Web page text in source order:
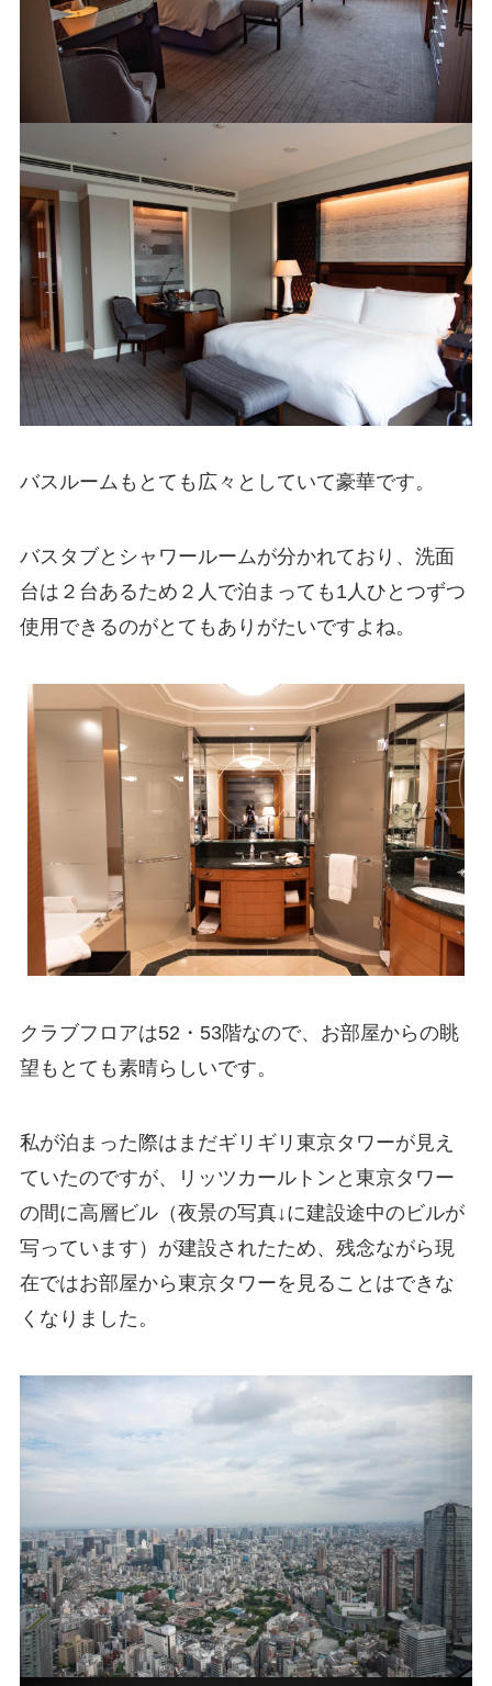
バスルームもとても広々としていて豪華です。
バスタブとシャワールームが分かれており、洗面
台は２台あるため２人で泊まっても1人ひとつずつ
使用できるのがとてもありがたいですよね。
クラブフロアは52・53階なので、お部屋からの眺
望もとても素晴らしいです。
私が泊まった際はまだギリギリ東京タワーが見え
ていたのですが、リッツカールトンと東京タワー
の間に高層ビル（夜景の写真↓に建設途中のビルが
写っています）が建設されたため、残念ながら現
在ではお部屋から東京タワーを見ることはできな
くなりました。